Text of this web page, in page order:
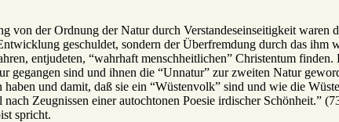
von der Ordnung der Natur durch Verstandeseinseitigkeit
geschuldet, sondern der Überfremdung durch das ihm
entjudeten, “wahrhaft menschheitlichen” Christentum
gegangen sind und ihnen die “Unnatur” zur zweiten Natur
und damit, daß sie ein “Wüstenvolk” sind und wie die
Zeugnissen einer autochtonen Poesie irdischer Schönheit.”
spricht.